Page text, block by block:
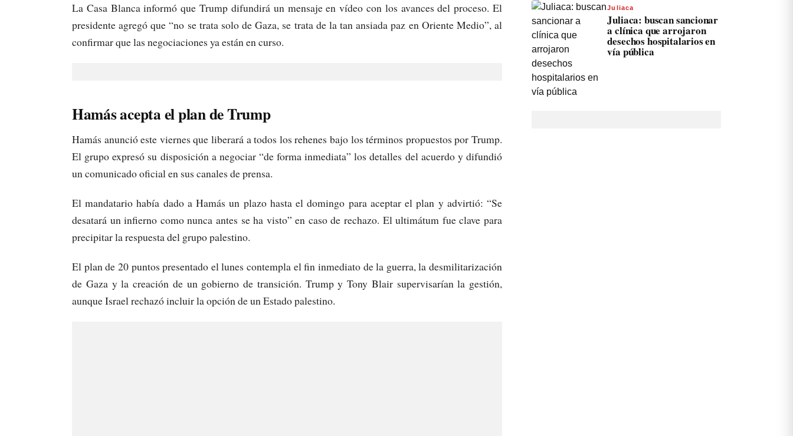
La Casa Blanca informó que Trump difundirá un mensaje en vídeo con los avances del proceso. El
presidente agregó que “no se trata solo de Gaza, se trata de la tan ansiada paz en Oriente Medio”, al
confirmar que las negociaciones ya están en curso.
Hamás acepta el plan de Trump
Hamás anunció este viernes que liberará a todos los rehenes bajo los términos propuestos por Trump.
El grupo expresó su disposición a negociar “de forma inmediata” los detalles del acuerdo y difundió
un comunicado oficial en sus canales de prensa.
El mandatario había dado a Hamás un plazo hasta el domingo para aceptar el plan y advirtió: “Se
desatará un infierno como nunca antes se ha visto” en caso de rechazo. El ultimátum fue clave para
precipitar la respuesta del grupo palestino.
El plan de 20 puntos presentado el lunes contempla el fin inmediato de la guerra, la desmilitarización
de Gaza y la creación de un gobierno de transición. Trump y Tony Blair supervisarían la gestión,
aunque Israel rechazó incluir la opción de un Estado palestino.
Juliaca
Juliaca: buscan sancionar
a clínica que arrojaron
desechos hospitalarios en
vía pública